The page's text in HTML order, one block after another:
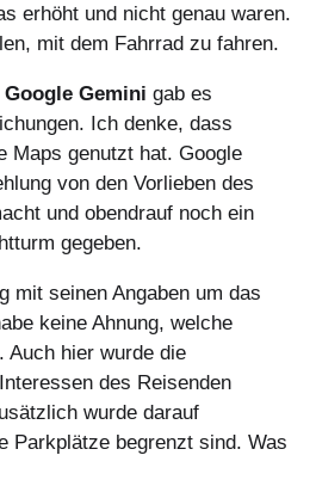
erhöht und nicht genau waren.
mit dem Fahrrad zu fahren.
Google Gemini gab es
Ich denke, dass
Maps genutzt hat. Google
von den Vorlieben des
und obendrauf noch ein
gegeben.
mit seinen Angaben um das
keine Ahnung, welche
Auch hier wurde die
des Reisenden
wurde darauf
Parkplätze begrenzt sind. Was